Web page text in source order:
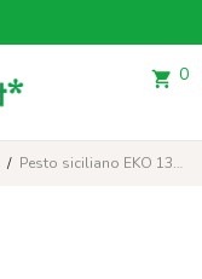
0
/ Pesto siciliano EKO 130 g